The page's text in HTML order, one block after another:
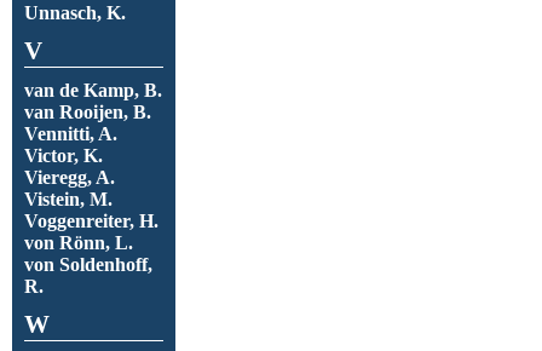
Unnasch, K.
V
van de Kamp, B.
van Rooijen, B.
Vennitti, A.
Victor, K.
Vieregg, A.
Vistein, M.
Voggenreiter, H.
von Rönn, L.
von Soldenhoff,
R.
W